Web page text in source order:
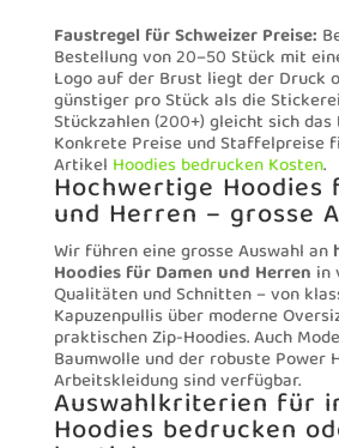
Faustregel für Schweizer Preise:
Bestellung von 20–50 Stück mit
Logo auf der Brust liegt der Druck
günstiger pro Stück als die
Stückzahlen (200+) gleicht sich
Konkrete Preise und Staffelpreise
Artikel Hoodies bedrucken Kosten.
Hochwertige Hoodies
und Herren – grosse
Wir führen eine grosse Auswahl an
Hoodies für Damen und Herren in
Qualitäten und Schnitten – von
Kapuzenpullis über moderne
praktischen Zip-Hoodies. Auch
Baumwolle und der robuste Power
Arbeitskleidung sind verfügbar.
Auswahlkriterien für
Hoodies bedrucken